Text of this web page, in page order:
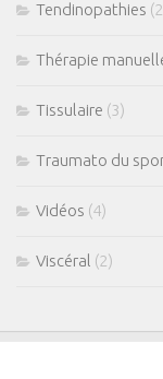
Tendinopathies
Thérapie
Tissulaire (3)
Traumato du
Vidéos (4)
Viscéral (2)